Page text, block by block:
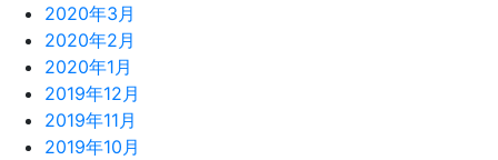
2020年3月
2020年2月
2020年1月
2019年12月
2019年11月
2019年10月